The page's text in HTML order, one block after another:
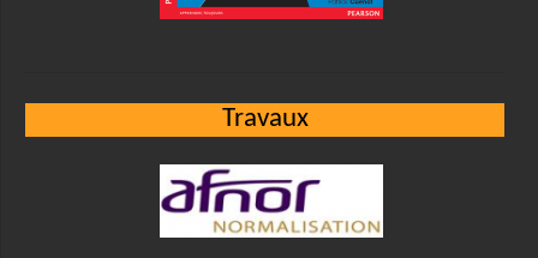
Travaux